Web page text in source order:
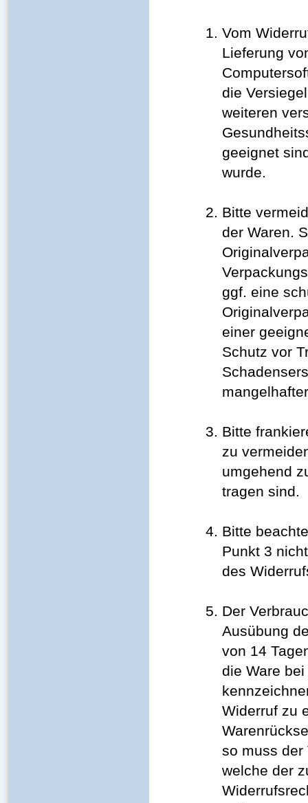
Vom
Lieferung
die
weiteren
geeignet
wurde.
Bitte
der Waren.
ggf. eine
einer
Schutz vor
Bitte
zu
umgehend
tragen sind.
Bitte
Punkt 3
des
Der
Ausübung
von 14
die Ware
Widerruf zu
so muss der
welche der